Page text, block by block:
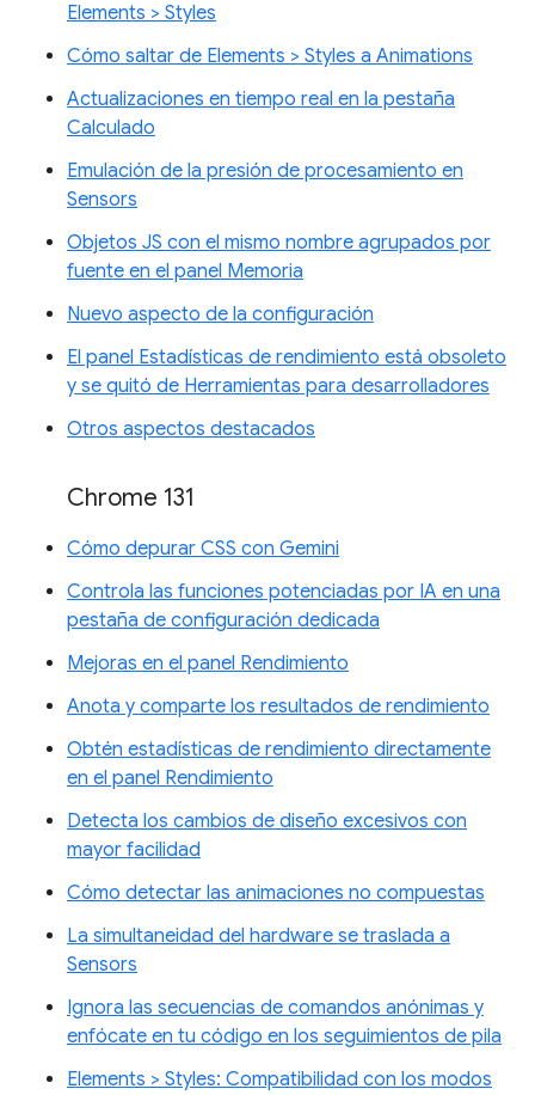
Elements > Styles
Cómo saltar de Elements > Styles a Animations
Actualizaciones en tiempo real en la pestaña
Calculado
Emulación de la presión de procesamiento en
Sensors
Objetos JS con el mismo nombre agrupados por
fuente en el panel Memoria
Nuevo aspecto de la configuración
El panel Estadísticas de rendimiento está obsoleto
y se quitó de Herramientas para desarrolladores
Otros aspectos destacados
Chrome 131
Cómo depurar CSS con Gemini
Controla las funciones potenciadas por IA en una
pestaña de configuración dedicada
Mejoras en el panel Rendimiento
Anota y comparte los resultados de rendimiento
Obtén estadísticas de rendimiento directamente
en el panel Rendimiento
Detecta los cambios de diseño excesivos con
mayor facilidad
Cómo detectar las animaciones no compuestas
La simultaneidad del hardware se traslada a
Sensors
Ignora las secuencias de comandos anónimas y
enfócate en tu código en los seguimientos de pila
Elements > Styles: Compatibilidad con los modos